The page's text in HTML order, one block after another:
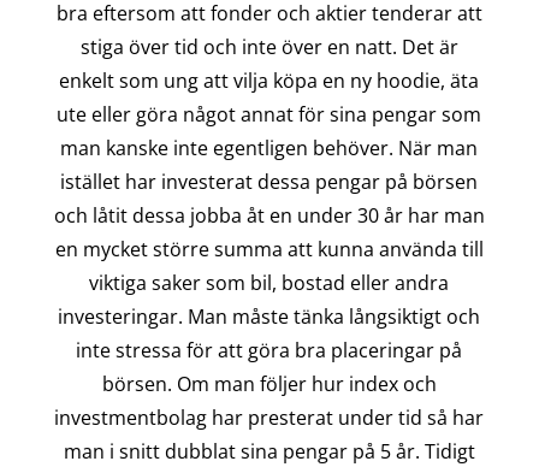
bra eftersom att fonder och aktier tenderar att
stiga över tid och inte över en natt. Det är
enkelt som ung att vilja köpa en ny hoodie, äta
ute eller göra något annat för sina pengar som
man kanske inte egentligen behöver. När man
istället har investerat dessa pengar på börsen
och låtit dessa jobba åt en under 30 år har man
en mycket större summa att kunna använda till
viktiga saker som bil, bostad eller andra
investeringar. Man måste tänka långsiktigt och
inte stressa för att göra bra placeringar på
börsen. Om man följer hur index och
investmentbolag har presterat under tid så har
man i snitt dubblat sina pengar på 5 år. Tidigt